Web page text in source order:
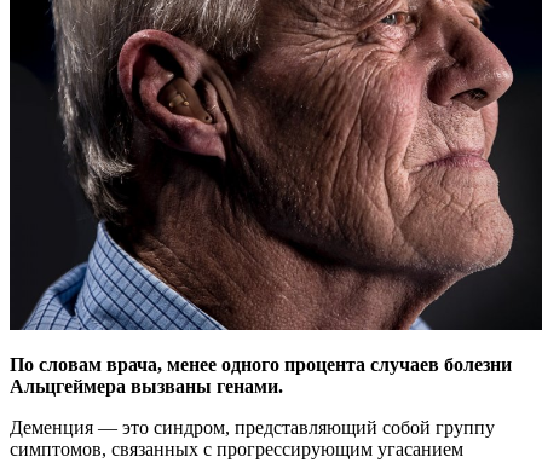
По словам врача, менее одного процента случаев болезни
Альцгеймера вызваны генами.
Деменция — это синдром, представляющий собой группу
симптомов, связанных с прогрессирующим угасанием